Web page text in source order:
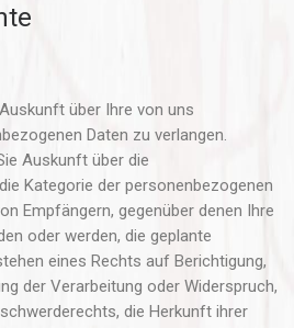
über Ihre von uns
Daten zu verlangen.
Auskunft über die
Kategorie der personenbezogenen
Empfängern, gegenüber denen Ihre
oder werden, die geplante
eines Rechts auf Berichtigung,
der Verarbeitung oder Widerspruch,
die Herkunft ihrer